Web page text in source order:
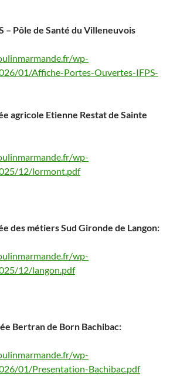
– Pôle de Santé du Villeneuvois
wp-
01/Affiche-Portes-Ouvertes-IFPS-
agricole Etienne Restat de Sainte
wp-
12/lormont.pdf
des métiers Sud Gironde de Langon:
wp-
12/langon.pdf
Bertran de Born Bachibac:
wp-
01/Presentation-Bachibac.pdf